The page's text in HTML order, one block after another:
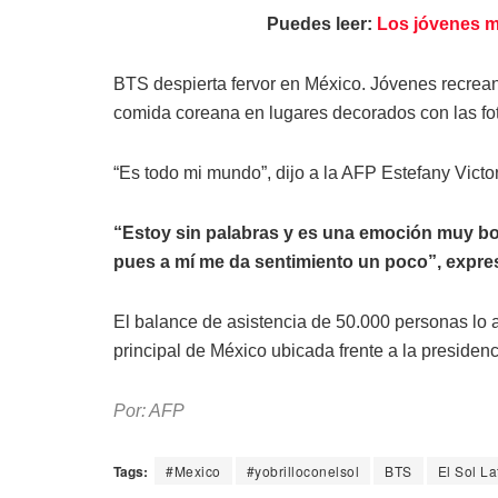
Puedes leer: Los jóvenes
BTS despierta fervor en México. Jóvenes
comida coreana en lugares decorados con las
“Es todo mi mundo”, dijo a la AFP Estefany
“Estoy sin palabras y es una emoción muy
pues a mí me da sentimiento un poco”,
El balance de asistencia de 50.000 personas
principal de México ubicada frente a la
Por: AFP
Tags: #Mexico #yobrilloconelsol BTS El Sol